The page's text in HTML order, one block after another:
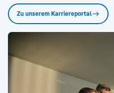
Zu unserem Karriereportal